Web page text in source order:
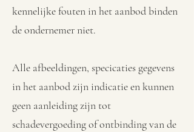
kennelijke fouten in het aanbod binden
de ondernemer niet.
Alle afbeeldingen, specicaties gegevens
in het aanbod zijn indicatie en kunnen
geen aanleiding zijn tot
schadevergoeding of ontbinding van de